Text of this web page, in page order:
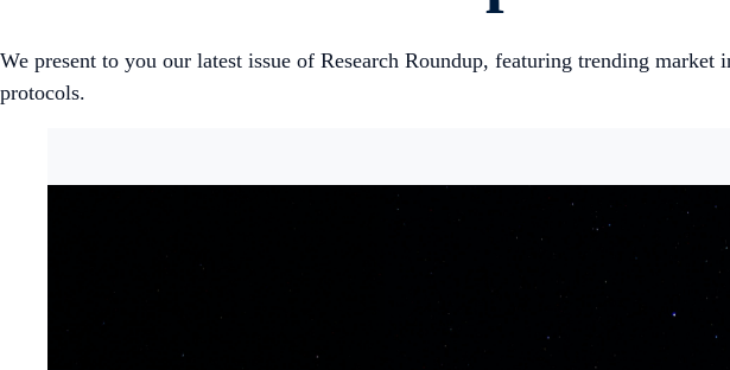
We present to you our latest issue of Research Roundup, featuring trending
protocols.